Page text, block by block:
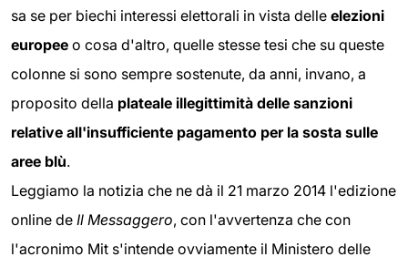
sa se per biechi interessi elettorali in vista delle elezioni
europee o cosa d'altro, quelle stesse tesi che su queste
colonne si sono sempre sostenute, da anni, invano, a
proposito della plateale illegittimità delle sanzioni
relative all'insufficiente pagamento per la sosta sulle
aree blù.
Leggiamo la notizia che ne dà il 21 marzo 2014 l'edizione
online de Il Messaggero, con l'avvertenza che con
l'acronimo Mit s'intende ovviamente il Ministero delle